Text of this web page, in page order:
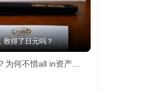
救得了日元吗？
何不惜all in资产？
境？